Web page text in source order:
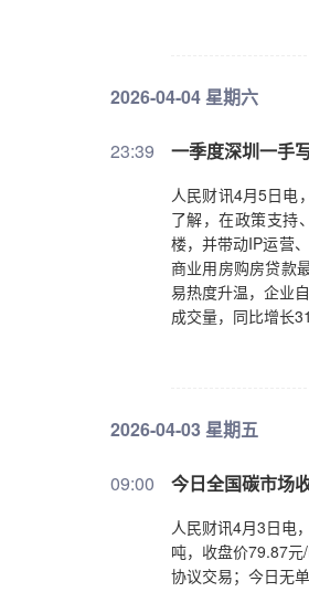
2026-04-04 星期六
23:39 一季度深圳一手
人民财讯4月5日电
了解，在政策支持
楼，并带动IP运营
商业用房购房贷款
易热度升温，企业
成交量，同比增长
2026-04-03 星期五
09:00 今日全国碳市场
人民财讯4月3日电
吨，收盘价79.87
协议交易；今日无单